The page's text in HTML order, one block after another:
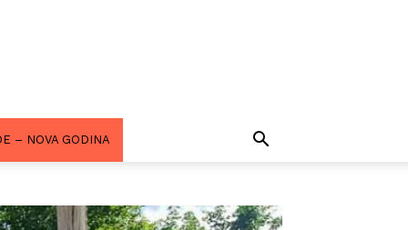
– NOVA GODINA